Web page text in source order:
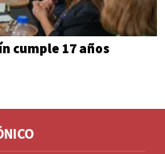
cumple 17 años